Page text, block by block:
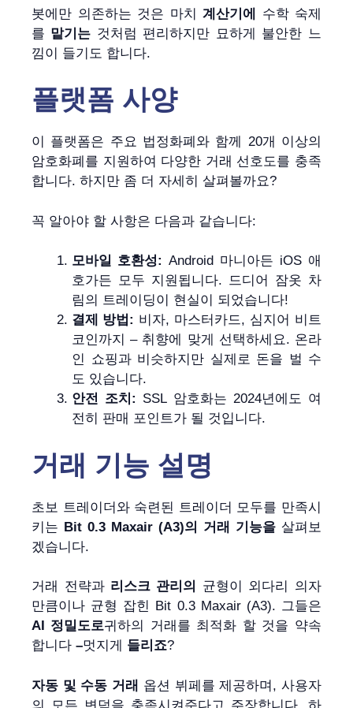
봇에만 의존하는 것은 마치 계산기에
수학 숙제
를 맡기는 것처럼 편리하지만 묘하게 불안한 느
낌이 들기도 합니다.
플랫폼 사양
이 플랫폼은 주요 법정화폐와 함께 20개 이상의
암호화폐를 지원하여 다양한 거래 선호도를 충족
합니다. 하지만 좀 더 자세히 살펴볼까요?
꼭 알아야 할 사항은 다음과 같습니다:
모바일 호환성: Android 마니아든 iOS 애
호가든 모두 지원됩니다. 드디어 잠옷 차
림의 트레이딩이 현실이 되었습니다!
결제 방법: 비자, 마스터카드, 심지어 비트
코인까지 – 취향에 맞게 선택하세요. 온라
인 쇼핑과 비슷하지만 실제로 돈을 벌 수
도 있습니다.
안전 조치: SSL 암호화는 2024년에도 여
전히 판매 포인트가 될 것입니다.
거래 기능 설명
초보 트레이더와 숙련된 트레이더 모두를 만족시
키는 Bit 0.3 Maxair (A3)의 거래 기능을 살펴보
겠습니다.
거래 전략과 리스크 관리의
균형이 외다리 의자
만큼이나 균형 잡힌 Bit 0.3 Maxair (A3). 그들은
AI 정밀도로귀하의 거래를 최적화 할 것을 약속
합니다 –멋지게 들리죠?
자동 및 수동 거래 옵션 뷔페를 제공하며, 사용자
의 모든 변덕을 충족시켜준다고 주장합니다. 하